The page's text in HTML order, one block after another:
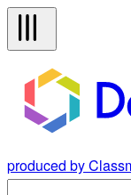
produced by